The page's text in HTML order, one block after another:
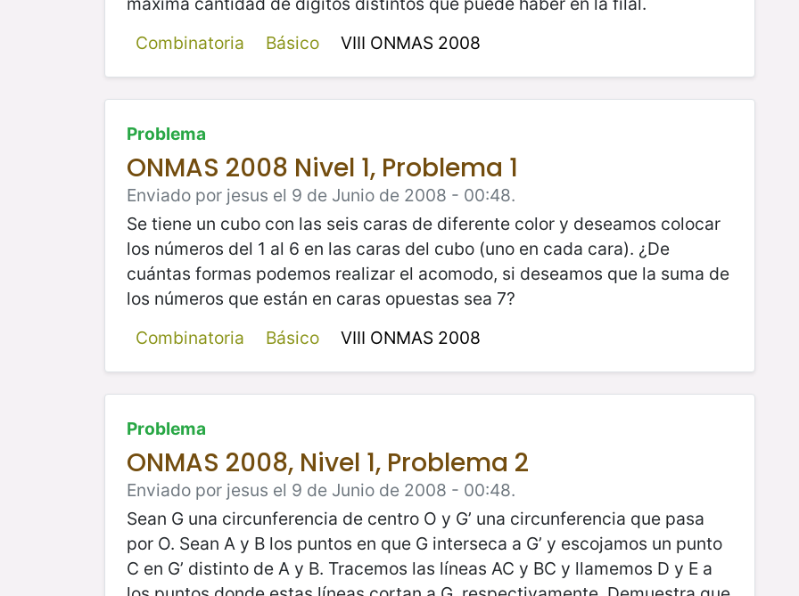
Combinatoria
Básico VIII ONMAS 2008
Problema
ONMAS 2008 Nivel 1, Problema 1
Enviado por jesus el 9 de Junio de 2008 - 00:48.
Se tiene un cubo con las seis caras de diferente color y deseamos colocar
los números del 1 al 6 en las caras del cubo (uno en cada cara). ¿De
cuántas formas podemos realizar el acomodo, si deseamos que la suma de
los números que están en caras opuestas sea 7?
Combinatoria
Básico VIII ONMAS 2008
Problema
ONMAS 2008, Nivel 1, Problema 2
Enviado por jesus el 9 de Junio de 2008 - 00:48.
Sean G una circunferencia de centro O y G’ una circunferencia que pasa
por O. Sean A y B los puntos en que G interseca a G’ y escojamos un punto
C en G’ distinto de A y B. Tracemos las líneas AC y BC y llamemos D y E a